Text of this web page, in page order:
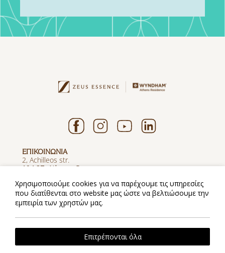
ΕΠΙΚΟΙΝΩΝΙΑ
2, Achilleos str.
104 37, Athens, Greece
F. +30 216 1000781
E.info@wyndhamathensresidence.com
E.reservations@wyndhamathensresidence.com
ΓΡΗΓΟΡΟΙ ΣΥΝΔΕΣΜΟΙ
Επικοινωνία
Zeus Wonders
Εγκαταστάσεις & Υπηρεσίες
Web Check-in
Χρησιμοποιούμε cookies για να παρέχουμε τις υπηρεσίες
που διατίθενται στο website μας ώστε να βελτιώσουμε την
εμπειρία των χρηστών μας.
Επιτρέπονται όλα